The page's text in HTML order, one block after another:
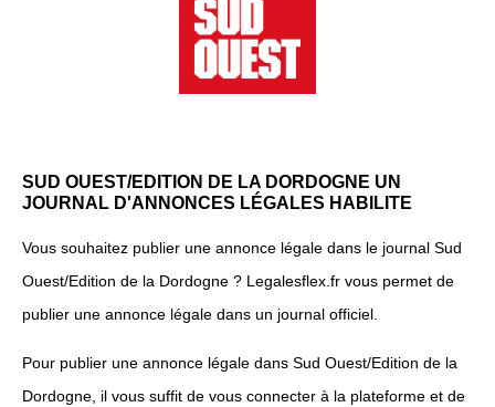
SUD OUEST/EDITION DE LA DORDOGNE UN
JOURNAL D'ANNONCES LÉGALES HABILITE
Vous souhaitez publier une annonce légale dans le journal Sud
Ouest/Edition de la Dordogne ? Legalesflex.fr vous permet de
publier une annonce légale dans un journal officiel.
Pour publier une annonce légale dans Sud Ouest/Edition de la
Dordogne, il vous suffit de vous connecter à la plateforme et de